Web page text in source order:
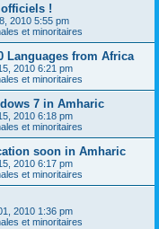
!
2010 5:55 pm
et minoritaires
Languages from Africa
2010 6:21 pm
et minoritaires
7 in Amharic
2010 6:18 pm
et minoritaires
soon in Amharic
2010 6:17 pm
et minoritaires
2010 1:36 pm
et minoritaires